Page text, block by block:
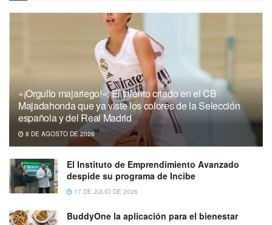
«¡Orgullo majariego!»: El talento criado en el CB
Majadahonda que ya viste los colores de la Selección
española y del Real Madrid
8 DE AGOSTO DE 2026
El Instituto de Emprendimiento Avanzado
despide su programa de Incibe
17 DE JULIO DE 2026
BuddyOne la aplicación para el bienestar